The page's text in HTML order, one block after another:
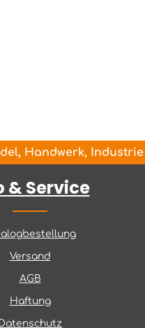
Handwerk,
& Service
Versand
AGB
Haftung
Datenschutz